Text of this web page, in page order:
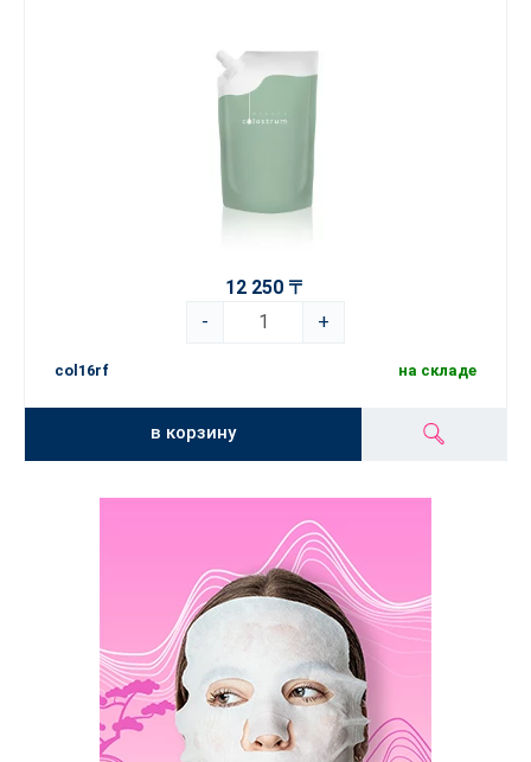
12 250 〒
-
+
col16rf на складе
в корзину